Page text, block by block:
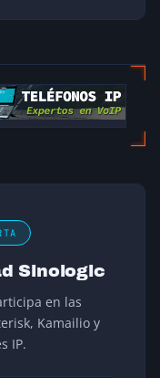
Sinologic
en las
Kamailio y
IP.